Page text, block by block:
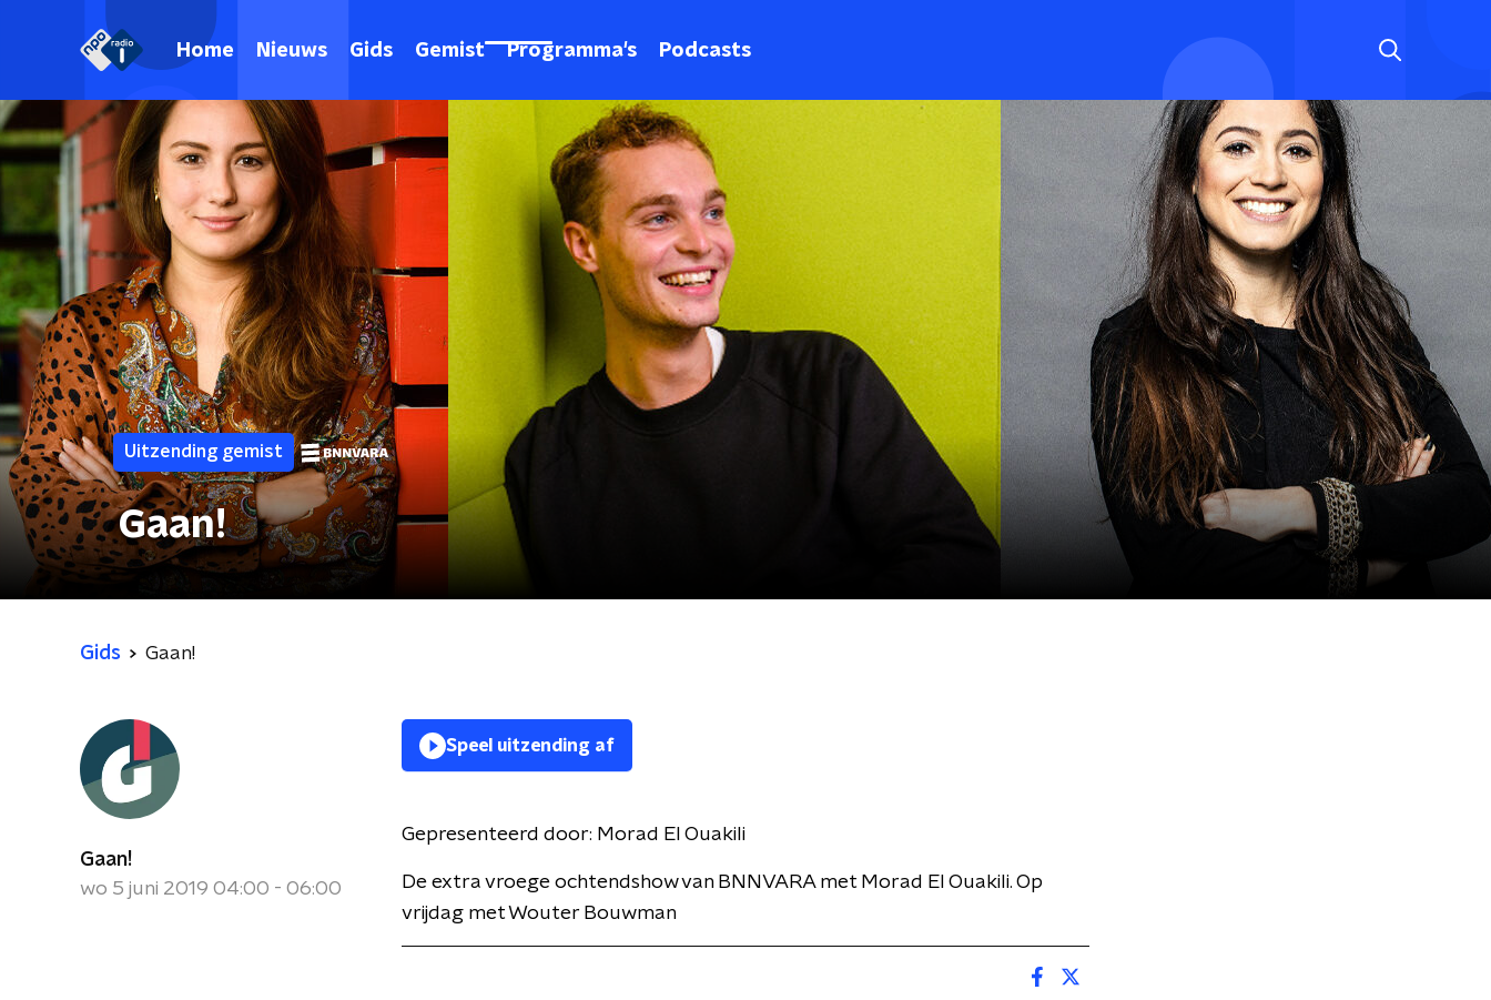
Home Nieuws Gids Gemist Programma's Podcasts
Uitzending gemist
Gaan!
Gids Gaan!
Gaan!
wo 5 juni 2019 04:00 - 06:00
Speel uitzending af
Gepresenteerd door: Morad El Ouakili
De extra vroege ochtendshow van BNNVARA met Morad El Ouakili. Op
vrijdag met Wouter Bouwman